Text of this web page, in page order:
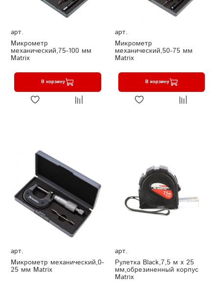
арт.
Микрометр
механический,75-100 мм
Matrix
В корзину
арт.
Микрометр
механический,50-75 мм
Matrix
В корзину
арт.
Микрометр механический,0-
25 мм Matrix
арт.
Рулетка Black,7,5 м х 25
мм,обрезиненный корпус
Matrix